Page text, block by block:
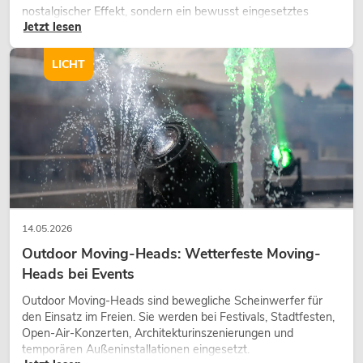
nostalgischer Effekt, sondern ein bewusst eingesetztes
Gestaltungsmittel: Es schafft Atmosphäre, gibt Szenen
Charakter und kann technische LED-Setups emotionaler
wirken lassen.
Jetzt lesen
14.05.2026
Outdoor Moving-Heads: Wetterfeste Moving-
Heads bei Events
Outdoor Moving-Heads sind bewegliche Scheinwerfer für
den Einsatz im Freien. Sie werden bei Festivals, Stadtfesten,
Open-Air-Konzerten, Architekturinszenierungen und
temporären Außeninstallationen eingesetzt.
LICHT